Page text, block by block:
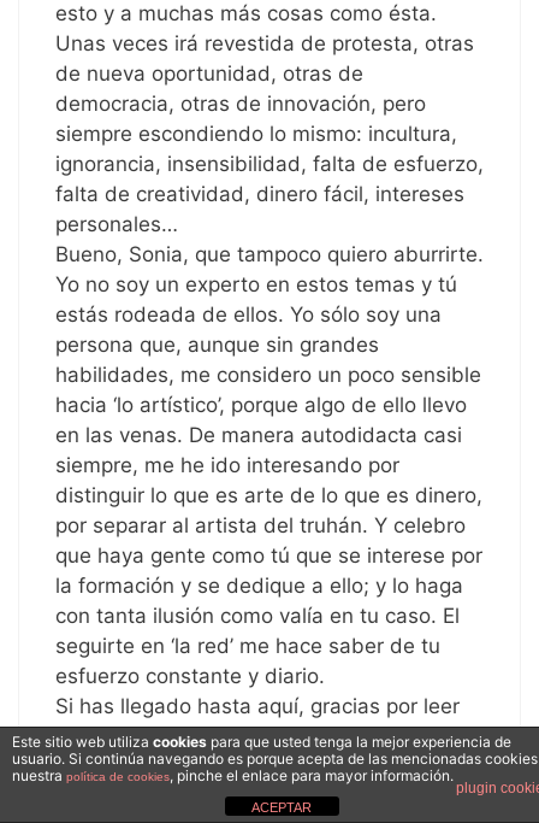
esto y a muchas más cosas como ésta.
Unas veces irá revestida de protesta, otras
de nueva oportunidad, otras de
democracia, otras de innovación, pero
siempre escondiendo lo mismo: incultura,
ignorancia, insensibilidad, falta de esfuerzo,
falta de creatividad, dinero fácil, intereses
personales…
Bueno, Sonia, que tampoco quiero aburrirte.
Yo no soy un experto en estos temas y tú
estás rodeada de ellos. Yo sólo soy una
persona que, aunque sin grandes
habilidades, me considero un poco sensible
hacia ‘lo artístico’, porque algo de ello llevo
en las venas. De manera autodidacta casi
siempre, me he ido interesando por
distinguir lo que es arte de lo que es dinero,
por separar al artista del truhán. Y celebro
que haya gente como tú que se interese por
la formación y se dedique a ello; y lo haga
con tanta ilusión como valía en tu caso. El
seguirte en ‘la red’ me hace saber de tu
esfuerzo constante y diario.
Si has llegado hasta aquí, gracias por leer
este comentario. Me quedo un poco con la
decepción que me provoca su contenido y
con la ilusión de los que estáis trabajando
Este sitio web utiliza cookies para que usted tenga la mejor experiencia de
usuario. Si continúa navegando es porque acepta de las mencionadas
nuestra política de cookies, pinche el enlace para mayor información.
plugin
ACEPTAR